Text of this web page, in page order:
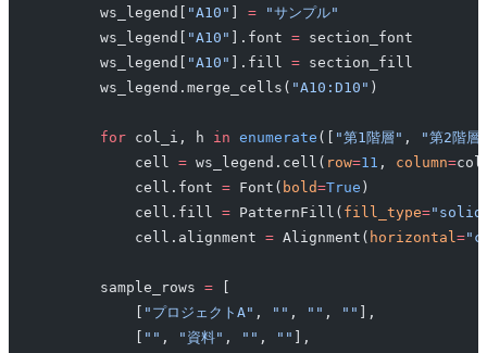
        ws_legend[
"A10" = "サンプル"
        ws_legend[
"A10" ].font = section_font
        ws_legend[
"A10" ].fill = section_fill
        ws_legend.merge_cells(
"A10:D10" )
        for
col_i, h in enumerate ([ "第1階層" ,
"第2階層
            cell
= ws_legend.cell( row=11 , column=
            cell.font
= Font( bold=True )
            cell.fill
= PatternFill( fill_type=
            cell.alignment
= Alignment( horizontal=
        sample_rows
=
"プロジェクトA" , "" , "" , ""
],
"" , "資料" , "" , ""
],